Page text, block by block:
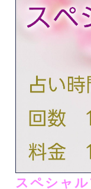
スペシャ